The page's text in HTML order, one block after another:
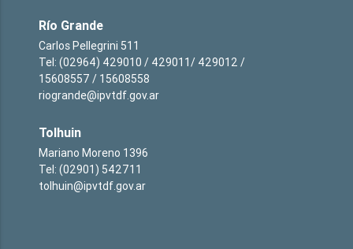
Río Grande
Carlos Pellegrini 511
Tel: (02964) 429010 / 429011/ 429012 /
15608557 / 15608558
riogrande@ipvtdf.gov.ar
Tolhuin
Mariano Moreno 1396
Tel: (02901) 542711
tolhuin@ipvtdf.gov.ar